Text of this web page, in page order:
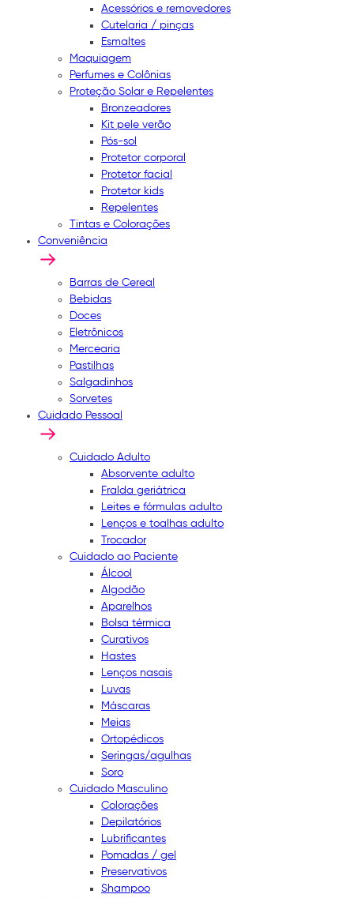
Acessórios e removedores
Cutelaria / pinças
Esmaltes
Maquiagem
Perfumes e Colônias
Proteção Solar e Repelentes
Bronzeadores
Kit pele verão
Pós-sol
Protetor corporal
Protetor facial
Protetor kids
Repelentes
Tintas e Colorações
Conveniência
Barras de Cereal
Bebidas
Doces
Eletrônicos
Mercearia
Pastilhas
Salgadinhos
Sorvetes
Cuidado Pessoal
Cuidado Adulto
Absorvente adulto
Fralda geriátrica
Leites e fórmulas adulto
Lenços e toalhas adulto
Trocador
Cuidado ao Paciente
Álcool
Algodão
Aparelhos
Bolsa térmica
Curativos
Hastes
Lenços nasais
Luvas
Máscaras
Meias
Ortopédicos
Seringas/agulhas
Soro
Cuidado Masculino
Colorações
Depilatórios
Lubrificantes
Pomadas / gel
Preservativos
Shampoo